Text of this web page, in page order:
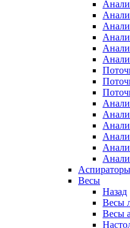
Весы
Назад
Весы
Весы